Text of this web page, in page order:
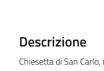
Descrizione
Chiesetta di San